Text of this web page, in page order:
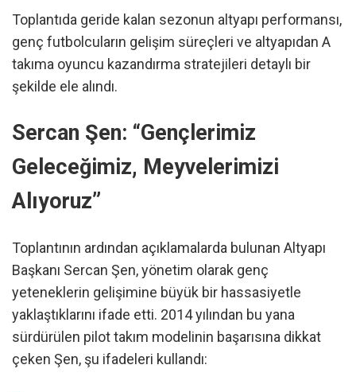
Toplantıda geride kalan sezonun altyapı performansı,
genç futbolcuların gelişim süreçleri ve altyapıdan A
takıma oyuncu kazandırma stratejileri detaylı bir
şekilde ele alındı.
Sercan Şen: “Gençlerimiz
Geleceğimiz, Meyvelerimizi
Alıyoruz”
Toplantının ardından açıklamalarda bulunan Altyapı
Başkanı Sercan Şen, yönetim olarak genç
yeteneklerin gelişimine büyük bir hassasiyetle
yaklaştıklarını ifade etti. 2014 yılından bu yana
sürdürülen pilot takım modelinin başarısına dikkat
çeken Şen, şu ifadeleri kullandı: